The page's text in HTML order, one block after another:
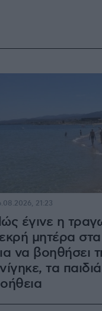
έγινε η
μητέρα
να βοηθήσει
τα
21:23